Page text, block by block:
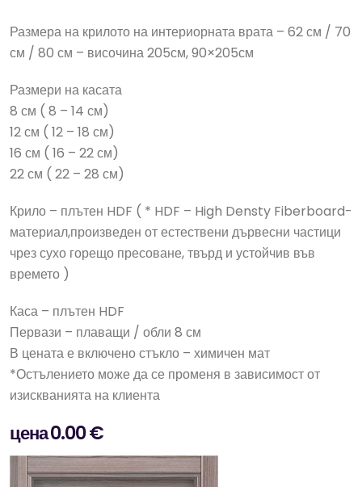
Размера на крилото на интериорната врата – 62 см / 70
см / 80 см – височина 205см, 90×205см
Размери на касата
8 см ( 8 – 14 см)
12 см ( 12 – 18 см)
16 см ( 16 – 22 см)
22 см ( 22 – 28 см)
Крило – плътен HDF ( * HDF – High Densty Fiberboard-
материал,произведен от естествени дървесни частици
чрез сухо горещо пресоване, твърд и устойчив във
времето )
Каса – плътен HDF
Первази – плаващи / обли 8 см
В цената е включено стъкло – химичен мат
*Остълението може да се променя в зависимост от
изискванията на клиента
цена 0.00 €